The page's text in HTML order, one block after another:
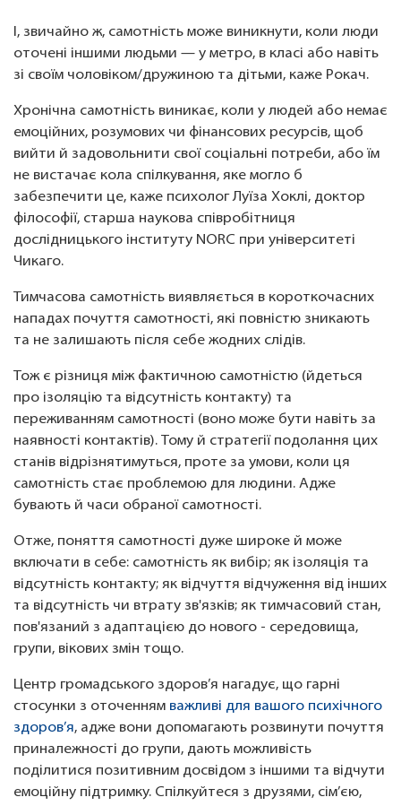
І, звичайно ж, самотність може виникнути, коли люди
оточені іншими людьми — у метро, в класі або навіть
зі своїм чоловіком/дружиною та дітьми, каже Рокач.
Хронічна самотність виникає, коли у людей або немає
емоційних, розумових чи фінансових ресурсів, щоб
вийти й задовольнити свої соціальні потреби, або їм
не вистачає кола спілкування, яке могло б
забезпечити це, каже психолог Луїза Хоклі, доктор
філософії, старша наукова співробітниця
дослідницького інституту NORC при університеті
Чикаго.
Тимчасова самотність виявляється в короткочасних
нападах почуття самотності, які повністю зникають
та не залишають після себе жодних слідів.
Тож є різниця між фактичною самотністю (йдеться
про ізоляцію та відсутність контакту) та
переживанням самотності (воно може бути навіть за
наявності контактів). Тому й стратегії подолання цих
станів відрізнятимуться, проте за умови, коли ця
самотність стає проблемою для людини. Адже
бувають й часи обраної самотності.
Отже, поняття самотності дуже широке й може
включати в себе: самотність як вибір; як ізоляція та
відсутність контакту; як відчуття відчуження від інших
та відсутність чи втрату зв'язків; як тимчасовий стан,
пов'язаний з адаптацією до нового - середовища,
групи, вікових змін тощо.
Центр громадського здоров’я нагадує, що гарні
стосунки з оточенням важливі для вашого психічного
здоров’я, адже вони допомагають розвинути почуття
приналежності до групи, дають можливість
поділитися позитивним досвідом з іншими та відчути
емоційну підтримку. Спілкуйтеся з друзями, сім’єю,